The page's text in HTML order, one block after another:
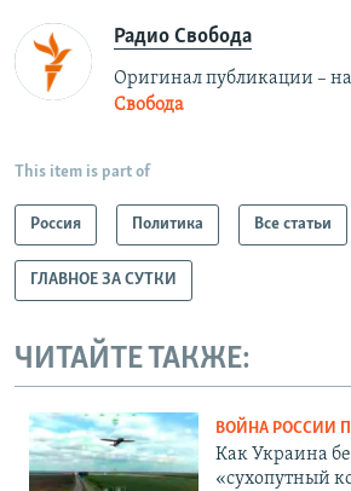
Радио Свобода
Оригинал публикации – на
Свобода
This item is part of
Россия Политика Все статьи
ГЛАВНОЕ ЗА СУТКИ
ЧИТАЙТЕ ТАКЖЕ:
ВОЙНА РОССИИ
Как Украина
«сухопутный